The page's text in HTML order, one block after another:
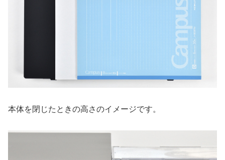
本体を閉じたときの高さのイメージです。